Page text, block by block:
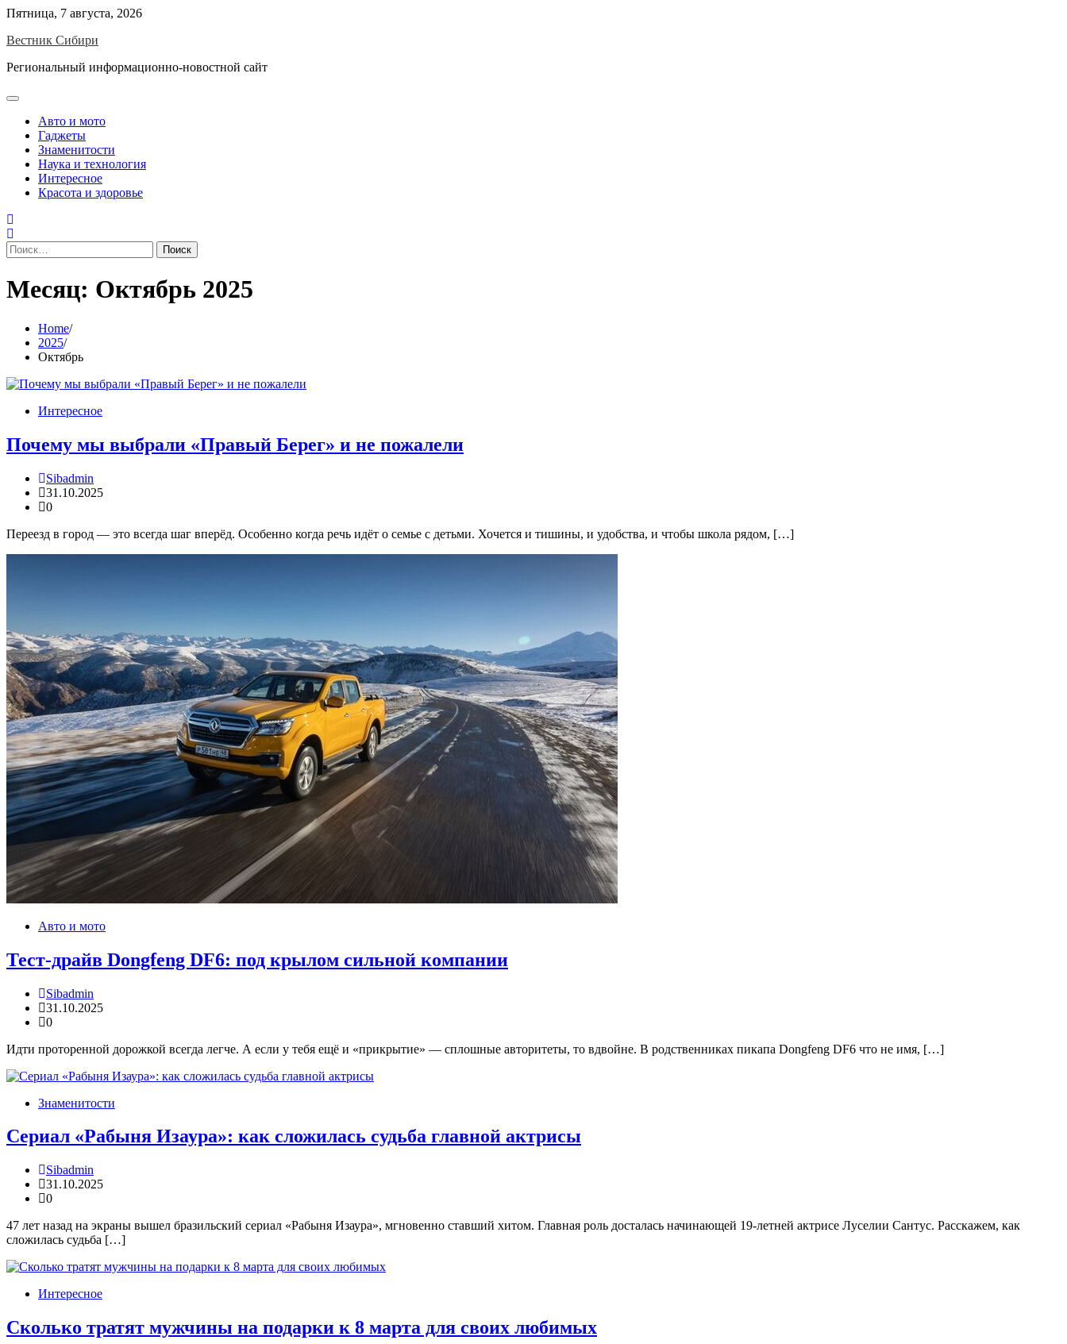
Skip
content
Пятница, 7 августа, 2026
Вестник Сибири
Региональный информационно-новостной сайт
Авто и мото
Гаджеты
Знаменитости
Наука и технология
Интересное
Красота и здоровье
Найти:
Месяц: Октябрь 2025
Home
2025
Октябрь
Интересное
Почему мы выбрали «Правый Берег» и не пожалели
Sibadmin
31.10.2025
0
Переезд в город — это всегда шаг вперёд. Особенно когда речь идёт о семье с детьми. Хочется и тишины, и удобства, и чтобы школа рядом, […]
Авто и мото
Тест-драйв Dongfeng DF6: под крылом сильной компании
Sibadmin
31.10.2025
0
Идти проторенной дорожкой всегда легче. А если у тебя ещё и «прикрытие» — сплошные авторитеты, то вдвойне. В родственниках пикапа Dongfeng DF6 что не имя, […]
Знаменитости
Сериал «Рабыня Изаура»: как сложилась судьба главной актрисы
Sibadmin
31.10.2025
0
47 лет назад на экраны вышел бразильский сериал «Рабыня Изаура», мгновенно ставший хитом. Главная роль досталась начинающей 19-летней актрисе Луселии Сантус. Расскажем, как
сложилась судьба […]
Интересное
Сколько тратят мужчины на подарки к 8 марта для своих любимых